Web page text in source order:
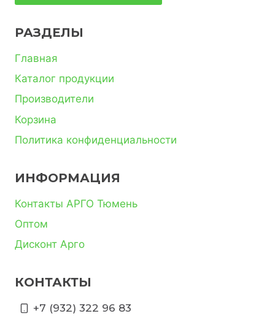
РАЗДЕЛЫ
Главная
Каталог продукции
Производители
Корзина
Политика конфиденциальности
ИНФОРМАЦИЯ
Контакты АРГО Тюмень
Оптом
Дисконт Арго
КОНТАКТЫ
+7 (932) 322 96 83